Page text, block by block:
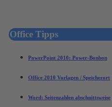
Office Tipps
PowerPoint 2010: Power-Bonbon
Office 2010 Vorlagen / Speicherort
Word: Seitenzahlen abschnittsweise